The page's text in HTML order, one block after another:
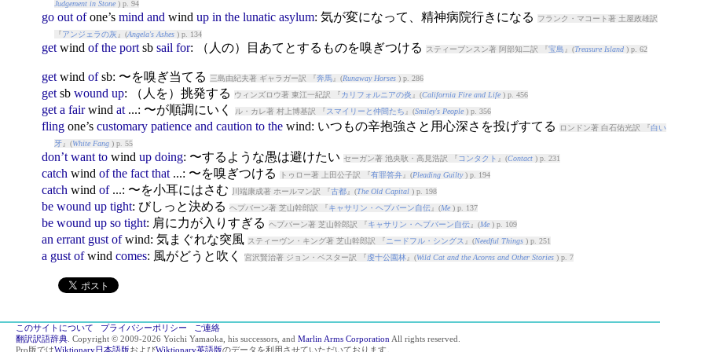
Judgement in Stone) p. 94
go out ofone’s mind and wind up in the lunatic asylum: 気が変になって、精神病院行きになる
フランク・マコート著 土屋政雄訳
『 アンジェラの灰』(Angela's Ashes) p. 134
get wind of the portsb sail for: （人の）目あてとするものを嗅ぎつける スティーブンスン著 阿部知二訳 『宝島 』(Treasure Island) p. 62
get wind ofsb: 〜を嗅ぎ当てる 三島由紀夫著 ギャラガー訳 『奔馬』(Runaway Horses) p. 286
getsb wound up: （人を）挑発する ウィンズロウ著 東江一紀訳 『 カリフォルニアの炎 』(California Fire and Life) p. 456
get a fair wind at...: 〜が順調にいく ル・カレ著 村上博基訳 『 スマイリーと仲間たち 』(Smiley's People) p. 356
flingone’s customary patience and caution to the wind: いつもの辛抱強さと用心深さを投げすてる ロンドン著 白石佑光訳 『白い
牙』(White Fang) p. 55
don’t want to wind up doing: 〜するような愚は避けたい セーガン著 池央耿・高見浩訳 『 コンタクト 』(Contact) p. 231
catch wind of the fact that...: 〜を嗅ぎつける トゥロー著 上田公子訳 『有罪答弁』(Pleading Guilty) p. 194
catch wind of...: 〜を小耳にはさむ 川端康成著 ホールマン訳 『古都』(The Old Capital) p. 198
be wound up tight: びしっと決める ヘプバーン著 芝山幹郎訳 『 キャサリン・ヘプバーン自伝』(Me) p. 137
be wound up so tight: 肩に力が入りすぎる ヘプバーン著 芝山幹郎訳 『 キャサリン・ヘプバーン自伝』(Me) p. 109
an errant gust of wind: 気まぐれな突風 スティーヴン・キング著 芝山幹郎訳 『 ニードフル・シングス 』(Needful Things) p. 251
a gust of wind comes: 風がどうと吹く 宮沢賢治著 ジョン・ベスター訳 『 虔十公園林』(Wild Cat and the Acorns and Other Stories) p. 7
このサイトについて プライバシーポリシー
ご連絡
翻訳訳語辞典. Copyright © 2009-2026 Yoichi Yamaoka, his successors, and Marlin Arms CorporationAll rights reserved.